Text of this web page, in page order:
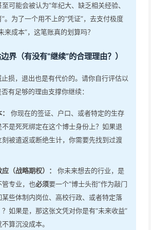
可能会被认为“年纪大、缺乏相关经验、
。为了一个用不上的“凭证”，去支付极度
来成本”，这笔账真的划算吗？
界（有没有“继续”的合理理由？）
损，退出也是有代价的。请你自行评估以
有足够的理由支撑你继续：
你现在的签证、户口、或者特定的生存
不是死死绑定在这个博士身份上？如果退
刻被遣返或断绝生计，你需要先找到过渡
（战略期权）：
你未来想去的行业，是
管专业，也必须要一个“博士头衔”作为敲门
某些体制内岗位、高校行政、或者特定落
？如果是，那这张文凭对你是有“未来收益”
算沉没成本。